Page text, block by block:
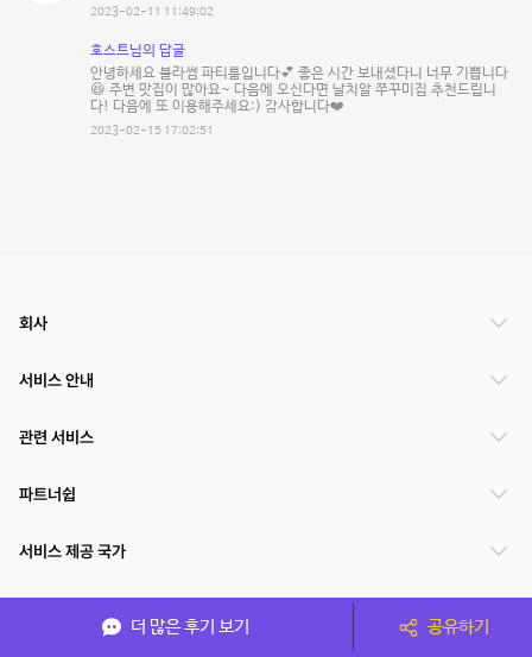
2023-02-11 11:49:02
호스트님의 답글
안녕하세요 블라썸 파티룸입니다💕 좋은 시간 보내셨다니 너무 기쁩니다
😆 주변 맛집이 많아요~ 다음에 오신다면 날치알 쭈꾸미집 추천드립니
다! 다음에 또 이용해주세요:) 감사합니다❤️
2023-02-15 17:02:51
더 많은 후기 보기 공유하기
회사
서비스 안내
관련 서비스
파트너쉽
서비스 제공 국가
(주)NSPACE 사업자정보